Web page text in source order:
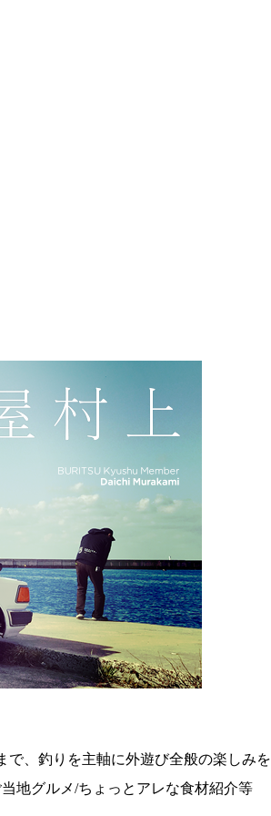
、釣りを主軸に外遊び全般の楽しみを
地グルメ/ちょっとアレな食材紹介等